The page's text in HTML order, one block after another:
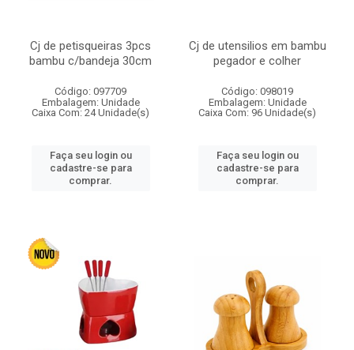
Cj de petisqueiras 3pcs
bambu c/bandeja 30cm
Código: 097709
Embalagem: Unidade
Caixa Com: 24 Unidade(s)
Faça seu login ou
cadastre-se para
comprar.
Cj de utensilios em bambu
pegador e colher
Código: 098019
Embalagem: Unidade
Caixa Com: 96 Unidade(s)
Faça seu login ou
cadastre-se para
comprar.